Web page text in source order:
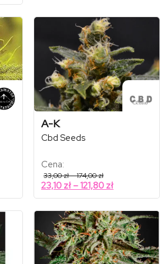
zł
zł
A-K
Cbd Seeds
Cena:
33,00zł–174,00złZakres
cen:
od
33,00 zł
174,00 zł
23,10 zł – 121,80 złZakres
cen:
23,10 zł
do
121,80 zł